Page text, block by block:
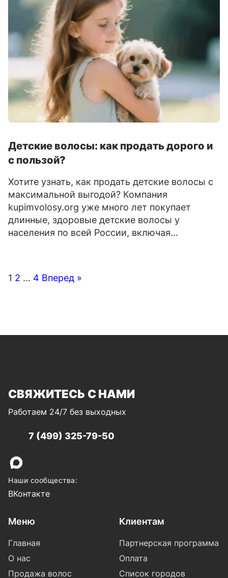
Детские волосы: как продать дорого и
с пользой?
Хотите узнать, как продать детские волосы с
максимальной выгодой? Компания
kupimvolosy.org уже много лет покупает
длинные, здоровые детские волосы у
населения по всей России, включая…
Пагинация
1 2 … 4 Вперед »
СВЯЖИТЕСЬ С НАМИ
Работаем 24/7 без выходных
7 (499) 325-79-50
Наши сообщества:
ВКонтакте
Меню
Главная
О нас
Продажа волос
Клиентам
Партнерская программа
Оплата
Список городов